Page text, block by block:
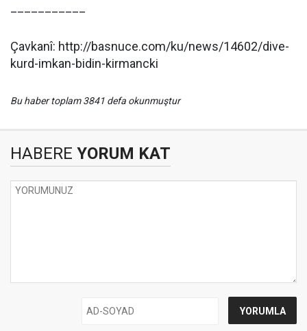
Çavkanî: http://basnuce.com/ku/news/14602/dive-
kurd-imkan-bidin-kirmancki
Bu haber toplam 3841 defa okunmuştur
HABERE YORUM KAT